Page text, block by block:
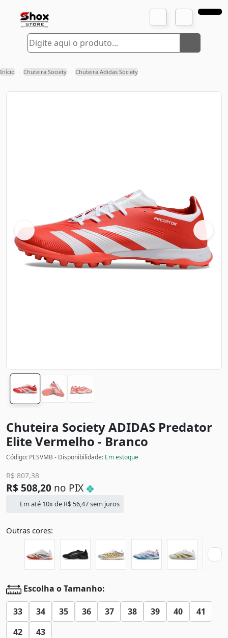
Início › Chuteira Society › Chuteira Adidas Society
Chuteira Society ADIDAS Predator
EliteVermelho - Branco
Código: PESVMB - Disponibilidade: Em estoque
R$807,38
R$ 508,20 no PIX
Em até 10x de R$ 56,47sem juros
Outras cores:
Escolha o Tamanho:
33 34 35 36 37 38 39 40
41
42
43